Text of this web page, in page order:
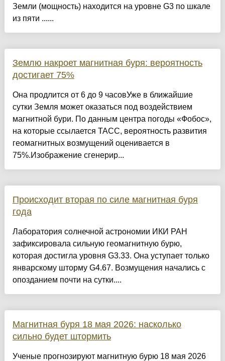
Земли (мощность) находится на уровне G3 по шкале
из пяти ......
Землю накроет магнитная буря: вероятность
достигает 75%
Она продлится от 6 до 9 часовУже в ближайшие
сутки Земля может оказаться под воздействием
магнитной бури. По данным центра погоды «Фобос»,
на которые ссылается ТАСС, вероятность развития
геомагнитных возмущений оценивается в
75%.Изображение сгенерир...
Происходит вторая по силе магнитная буря
года
Лаборатория солнечной астрономии ИКИ РАН
зафиксировала сильную геомагнитную бурю,
которая достигла уровня G3.33. Она уступает только
январскому шторму G4.67. Возмущения начались с
опозданием почти на сутки....
Магнитная буря 18 мая 2026: насколько
сильно будет штормить
Ученые прогнозируют магнитную бурю 18 мая 2026